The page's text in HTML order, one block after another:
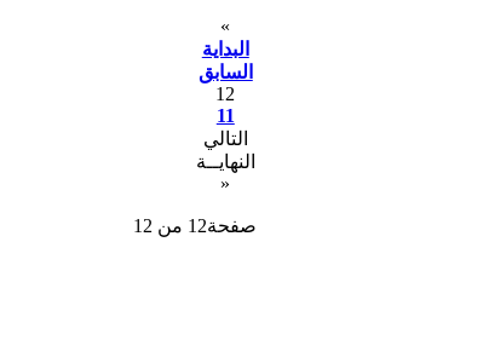
«
البداية
السابق
12
11
التالي
النهايــة
»
صفحة12 من 12